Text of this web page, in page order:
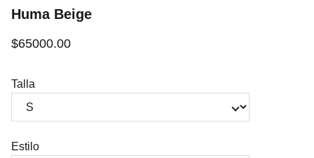
Huma Beige
$65000.00
Talla
Estilo